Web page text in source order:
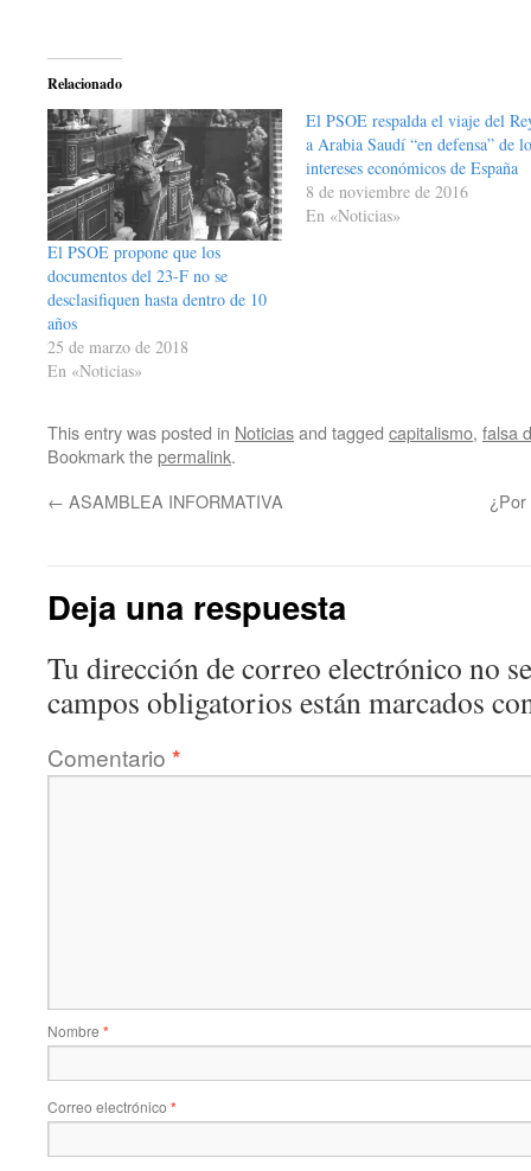
Relacionado
El PSOE propone que los
documentos del 23-F no se
desclasifiquen hasta dentro de 10
años
25 de marzo de 2018
En «Noticias»
El PSOE respalda el viaje del
a Arabia Saudí “en defensa” de
intereses económicos de España
8 de noviembre de 2016
En «Noticias»
This entry was posted in Noticiasand tagged capitalismo, falsa
Bookmark thepermalink.
← ASAMBLEA INFORMATIVA
Deja una respuesta
Tu dirección de correo electrónico no
campos obligatorios están marcados
Comentario *
Nombre *
Correo electrónico *